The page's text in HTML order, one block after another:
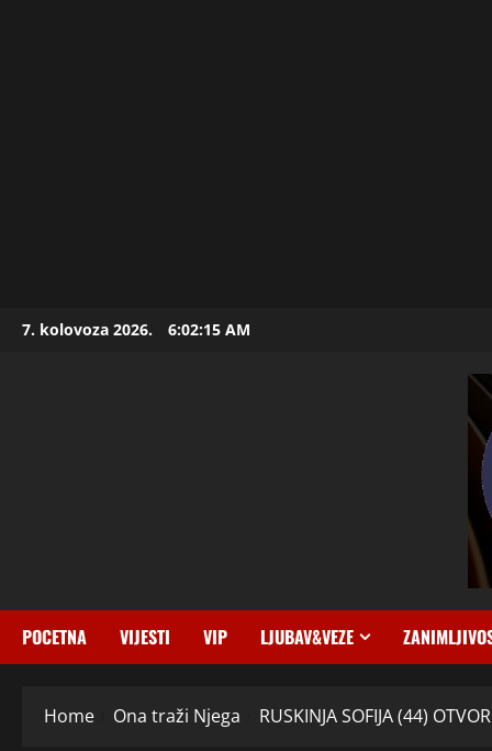
Skip7. kolovoza 2026. 6:02:16 AM
POCETNA VIJESTI VIP LJUBAV&VEZE
Home Ona traži Njega RUSKINJA SOFIJA (44)